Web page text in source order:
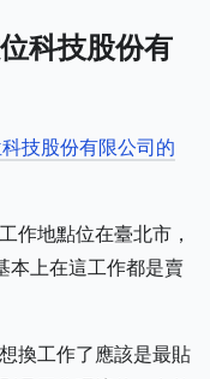
科技股份有
技股份有限公司的
作地點位在臺北市，
本上在這工作都是賣
換工作了應該是最貼